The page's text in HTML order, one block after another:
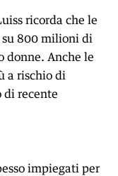
ricorda che le
su 800 milioni di
donne. Anche le
a rischio di
di recente
impiegati per